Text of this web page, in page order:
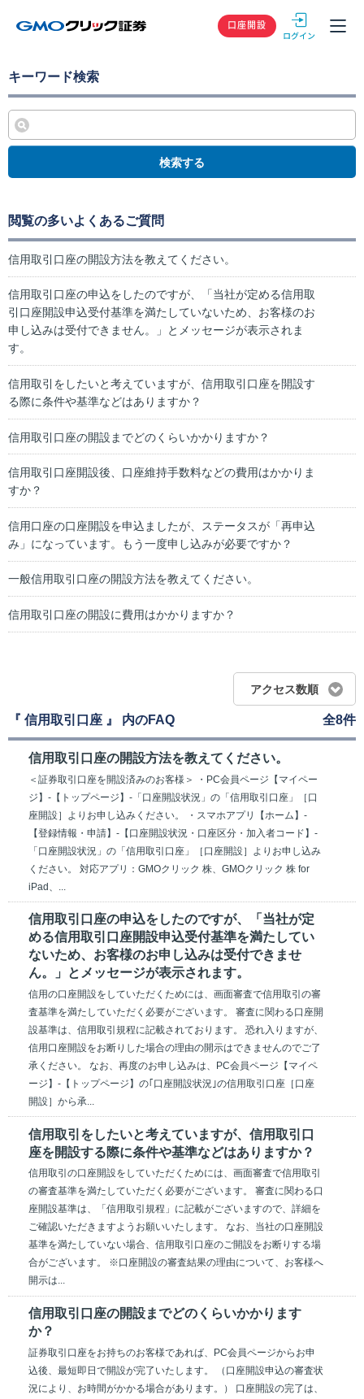
GMOクリック
口座開設
キーワード検索
検索する
閲覧の多いよくあるご質問
信用取引口座の開設方法を教えてください。
信用取引口座の申込をしたのですが、「当社が定める信用取
引口座開設申込受付基準を満たしていないため、お客様のお
申し込みは受付できません。」とメッセージが表示されま
す。
信用取引をしたいと考えていますが、信用取引口座を開設す
る際に条件や基準などはありますか？
信用取引口座の開設までどのくらいかかりますか？
信用取引口座開設後、口座維持手数料などの費用はかかりま
すか？
信用口座の口座開設を申込ましたが、ステータスが「再申込
み」になっています。もう一度申し込みが必要ですか？
一般信用取引口座の開設方法を教えてください。
信用取引口座の開設に費用はかかりますか？
アクセス数順
『 信用取引口座 』 内のFAQ 全8件
信用取引口座の開設方法を教えてください。
＜証券取引口座を開設済みのお客様＞ ・PC会員ページ【マイペー
ジ】-【トップページ】-「口座開設状況」の「信用取引口座」［口
座開設］よりお申し込みください。 ・スマホアプリ【ホーム】-
【登録情報・申請】-【口座開設状況・口座区分・加入者コード】-
「口座開設状況」の「信用取引口座」［口座開設］よりお申し込み
ください。 対応アプリ：GMOクリック 株、GMOクリック 株 for
iPad、...
信用取引口座の申込をしたのですが、「当社が定
める信用取引口座開設申込受付基準を満たしてい
ないため、お客様のお申し込みは受付できませ
ん。」とメッセージが表示されます。
信用の口座開設をしていただくためには、画面審査で信用取引の審
査基準を満たしていただく必要がございます。 審査に関わる口座開
設基準は、信用取引規程に記載されております。 恐れ入りますが、
信用口座開設をお断りした場合の理由の開示はできませんのでご了
承ください。 なお、再度のお申し込みは、PC会員ページ【マイペ
ージ】-【トップページ】の｢口座開設状況｣の信用取引口座［口座
開設］から承...
信用取引をしたいと考えていますが、信用取引口
座を開設する際に条件や基準などはありますか？
信用取引の口座開設をしていただくためには、画面審査で信用取引
の審査基準を満たしていただく必要がございます。 審査に関わる口
座開設基準は、「信用取引規程」に記載がございますので、詳細を
ご確認いただきますようお願いいたします。 なお、当社の口座開設
基準を満たしていない場合、信用取引口座のご開設をお断りする場
合がございます。 ※口座開設の審査結果の理由について、お客様へ
開示は...
信用取引口座の開設までどのくらいかかります
か？
証券取引口座をお持ちのお客様であれば、PC会員ページからお申
込後、最短即日で開設が完了いたします。 （口座開設申込の審査状
況により、お時間がかかる場合があります。） 口座開設の完了は、